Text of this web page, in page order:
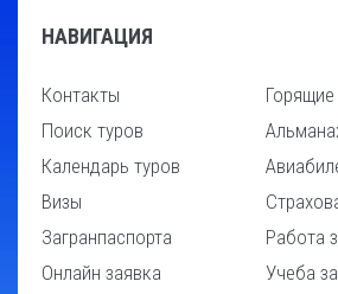
НАВИГАЦИЯ
Контакты
Поиск туров
Календарь туров
Визы
Загранпаспорта
Онлайн заявка
Горящие
Работа
Учеба